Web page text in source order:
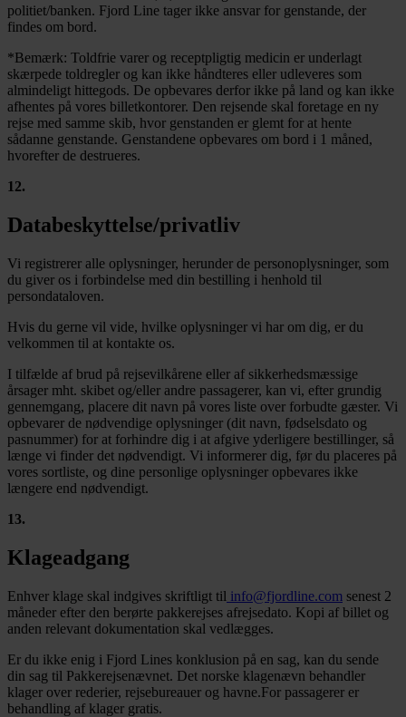
politiet/banken. Fjord Line tager ikke ansvar for genstande, der
findes om bord.
*Bemærk: Toldfrie varer og receptpligtig medicin er underlagt
skærpede toldregler og kan ikke håndteres eller udleveres som
almindeligt hittegods. De opbevares derfor ikke på land og kan ikke
afhentes på vores billetkontorer. Den rejsende skal foretage en ny
rejse med samme skib, hvor genstanden er glemt for at hente
sådanne genstande. Genstandene opbevares om bord i 1 måned,
hvorefter de destrueres.
12.
Databeskyttelse/privatliv
Vi registrerer alle oplysninger, herunder de personoplysninger, som
du giver os i forbindelse med din bestilling i henhold til
persondataloven.
Hvis du gerne vil vide, hvilke oplysninger vi har om dig, er du
velkommen til at kontakte os.
I tilfælde af brud på rejsevilkårene eller af sikkerhedsmæssige
årsager mht. skibet og/eller andre passagerer, kan vi, efter grundig
gennemgang, placere dit navn på vores liste over forbudte gæster. Vi
opbevarer de nødvendige oplysninger (dit navn, fødselsdato og
pasnummer) for at forhindre dig i at afgive yderligere bestillinger, så
længe vi finder det nødvendigt. Vi informerer dig, før du placeres på
vores sortliste, og dine personlige oplysninger opbevares ikke
længere end nødvendigt.
13.
Klageadgang
Enhver klage skal indgives skriftligt til info@fjordline.com senest 2
måneder efter den berørte pakkerejses afrejsedato. Kopi af billet og
anden relevant dokumentation skal vedlægges.
Er du ikke enig i Fjord Lines konklusion på en sag, kan du sende
din sag til Pakkerejsenævnet. Det norske klagenævn behandler
klager over rederier, rejsebureauer og havne.For passagerer er
behandling af klager gratis.